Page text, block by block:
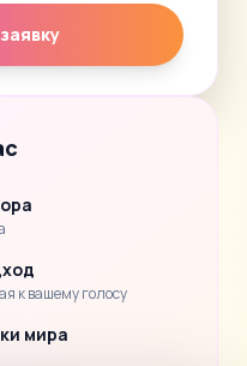
к вашему голосу
мира